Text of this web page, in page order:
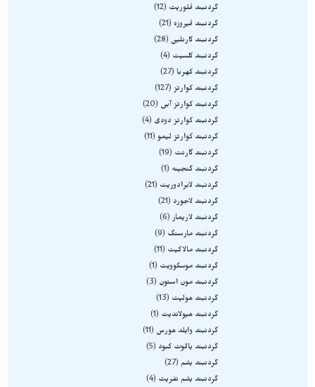
گردنبند فلوریت
12
گردنبند فیروزه
21
گردنبند کارنلین 28
گردنبند کلسیت
4
گردنبند کهربا
27
گردنبند کوارتز 127
گردنبند کوارتز آبی
20
گردنبند کوارتز دودی
4
گردنبند کوارتز لیمو 11
گردنبند گارنت
19
گردنبند گنجینه
1
گردنبند لابرادوریت
21
گردنبند لاجورد
21
گردنبند لاریمار 6
گردنبند مارسنگ
9
گردنبند مالاکیت
11
گردنبند موسکوویت
1
گردنبند مون استون
3
گردنبند هولیت
13
گردنبند هیولاندیت
1
گردنبند وایلد هورس
11
گردنبند یاقوت کبود
5
گردنبند یشم
27
گردنبند یشم نفریت
4